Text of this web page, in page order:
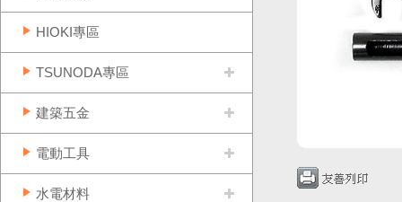
HIOKI專區
TSUNODA專區
建築五金
電動工具
水電材料